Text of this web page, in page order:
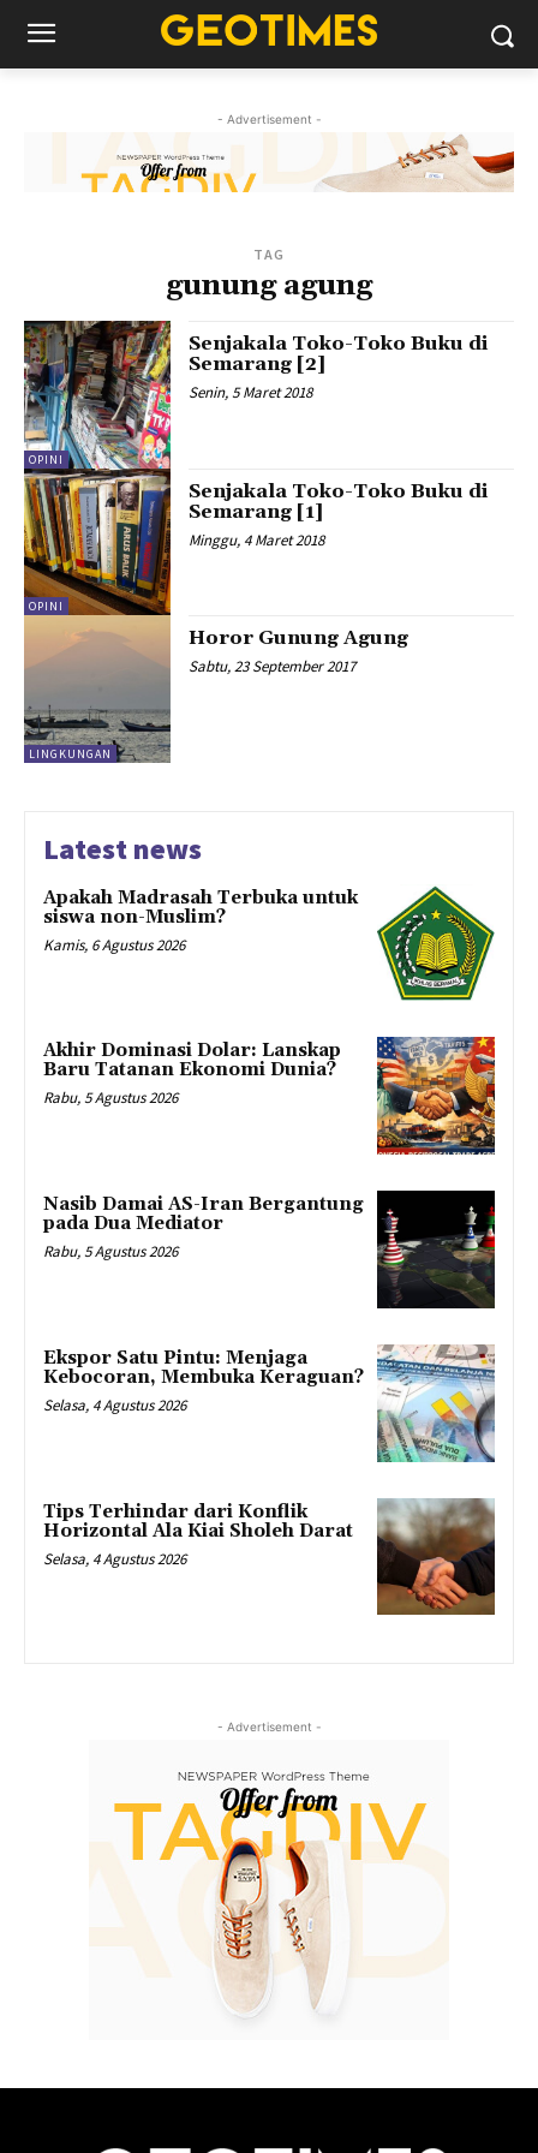
- Advertisement -
TAG
gunung agung
OPINI
Senjakala Toko-Toko Buku di
Semarang [2]
Senin, 5 Maret 2018
OPINI
Senjakala Toko-Toko Buku di
Semarang [1]
Minggu, 4 Maret 2018
LINGKUNGAN
Horor Gunung Agung
Sabtu, 23 September 2017
Latest news
Apakah Madrasah Terbuka untuk
siswa non-Muslim?
Kamis, 6 Agustus 2026
Akhir Dominasi Dolar: Lanskap
Baru Tatanan Ekonomi Dunia?
Rabu, 5 Agustus 2026
Nasib Damai AS-Iran Bergantung
pada Dua Mediator
Rabu, 5 Agustus 2026
Ekspor Satu Pintu: Menjaga
Kebocoran, Membuka Keraguan?
Selasa, 4 Agustus 2026
Tips Terhindar dari Konflik
Horizontal Ala Kiai Sholeh Darat
Selasa, 4 Agustus 2026
- Advertisement -